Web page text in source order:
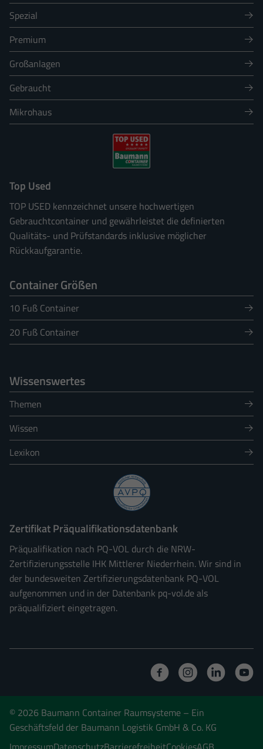
Spezial
Premium
Großanlagen
Gebraucht
Mikrohaus
Top Used
TOP USED kennzeichnet unsere hochwertigen
Gebrauchtcontainer und gewährleistet die definierten
Qualitäts- und Prüfstandards inklusive möglicher
Rückkaufgarantie.
Container Größen
10 Fuß Container
20 Fuß Container
Wissenswertes
Themen
Wissen
Lexikon
Zertifikat Präqualifikationsdatenbank
Präqualifikation nach PQ-VOL durch die NRW-
Zertifizierungsstelle IHK Mittlerer Niederrhein. Wir sind in
der bundesweiten Zertifizierungsdatenbank PQ-VOL
aufgenommen und in der Datenbank pq-vol.de als
präqualifiziert eingetragen.
© 2026 Baumann Container Raumsysteme – Ein
Geschäftsfeld der Baumann Logistik GmbH & Co. KG